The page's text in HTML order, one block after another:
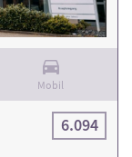
Mobil
6.094